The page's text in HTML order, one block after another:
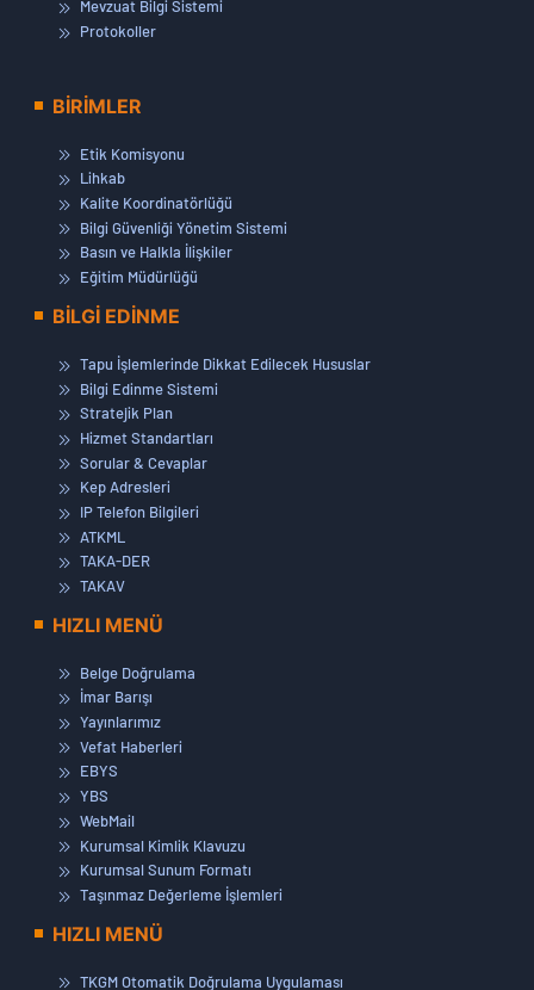
Mevzuat Bilgi Sistemi
Protokoller
BİRİMLER
Etik Komisyonu
Lihkab
Kalite Koordinatörlüğü
Bilgi Güvenliği Yönetim Sistemi
Basın ve Halkla İlişkiler
Eğitim Müdürlüğü
BİLGİ EDİNME
Tapu İşlemlerinde Dikkat Edilecek Hususlar
Bilgi Edinme Sistemi
Stratejik Plan
Hizmet Standartları
Sorular & Cevaplar
Kep Adresleri
IP Telefon Bilgileri
ATKML
TAKA-DER
TAKAV
HIZLI MENÜ
Belge Doğrulama
İmar Barışı
Yayınlarımız
Vefat Haberleri
EBYS
YBS
WebMail
Kurumsal Kimlik Klavuzu
Kurumsal Sunum Formatı
Taşınmaz Değerleme İşlemleri
HIZLI MENÜ
TKGM Otomatik Doğrulama Uygulaması